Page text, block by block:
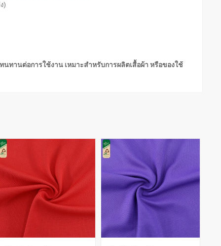
)
ทานต่อการใช้งาน เหมาะสำหรับการผลิตเสื้อผ้า หรือของใช้